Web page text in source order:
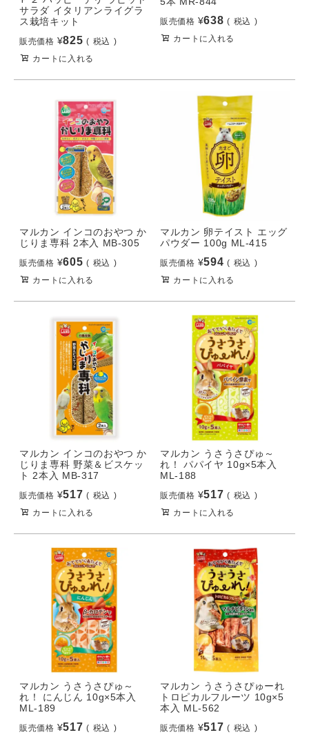
サラダ イタリアンライグラ
ス栽培キット
販売価格 ¥825
税込
カートに入れる
販売価格 ¥638
税込
カートに入れる
マルカン インコのおやつ か
じりま専科 2本入 MB-305
販売価格 ¥605
税込
カートに入れる
マルカン 卵テイスト エッグ
パウダー 100g ML-415
販売価格 ¥594
税込
カートに入れる
マルカン インコのおやつ か
じりま専科 野菜＆ビスケッ
ト 2本入 MB-317
販売価格 ¥517
税込
カートに入れる
マルカン うさうさぴゅ～
れ！ パパイヤ 10g×5本入
ML-188
販売価格 ¥517
税込
カートに入れる
マルカン うさうさぴゅ～
れ！ にんじん 10g×5本入
ML-189
販売価格 ¥517
税込
マルカン うさうさぴゅーれ
トロピカルフルーツ 10g×5
本入 ML-562
販売価格 ¥517
税込